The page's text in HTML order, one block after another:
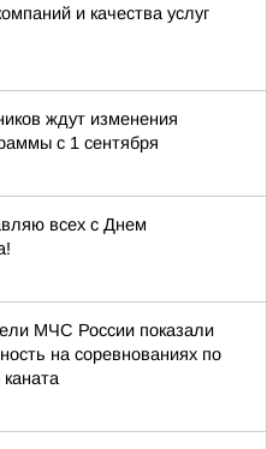
и качества услуг
ждут изменения
с 1 сентября
всех с Днем
МЧС России показали
на соревнованиях по